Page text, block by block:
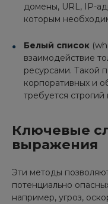
домены, URL, IP-
которым
Белый список
взаимодействие
ресурсами. Такой
корпоративных и
требуется строгий
Ключевые
выражения
Эти методы
потенциально
например, угроз,